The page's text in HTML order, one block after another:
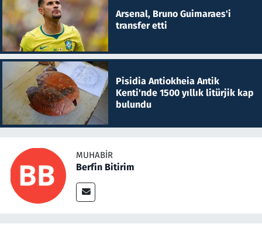
Arsenal, Bruno Guimaraes'i
transfer etti
Pisidia Antiokheia Antik
Kenti'nde 1500 yıllık litürjik kap
bulundu
MUHABIR
Berfin Bitirim